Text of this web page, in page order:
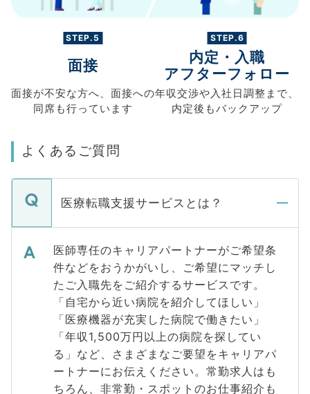
STEP.5
面接
面接が不安な方へ、 面接への
同席も行っています
STEP.6
内定・入職
アフターフォロー
年収交渉や入社日調整まで、
内定後もバックアップ
よくあるご質問
医療転職支援サービスとは？
医師専任のキャリアパートナーがご希望条
件などをおうかがいし、ご希望にマッチし
たご入職先をご紹介するサービスです。
「自宅から近い病院を紹介してほしい」
「医療機器が充実した病院で働きたい」
「年収1,500万円以上の病院を探してい
る」など、さまざまなご要望をキャリアパ
ートナーにお伝えください。常勤求人はも
ちろん、非常勤・スポットのお仕事紹介も